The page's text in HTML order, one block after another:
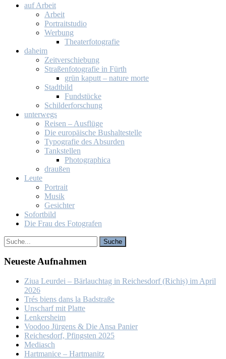
auf Ar­beit
Ar­beit
Por­trait­stu­dio
Wer­bung
Thea­ter­fo­to­gra­fie
da­heim
Zeit­ver­schie­bung
Stra­ßen­fo­to­gra­fie in Fürth
grün ka­putt – na­tu­re mor­te
Stadt­bild
Fund­stü­cke
Schil­der­for­schung
un­ter­wegs
Rei­sen – Aus­flü­ge
Die eu­ro­päi­sche Bus­hal­te­stel­le
Ty­po­gra­fie des Ab­sur­den
Tank­stel­len
Pho­to­gra­phi­ca
drau­ßen
Leu­te
Por­trait
Mu­sik
Ge­sich­ter
So­fort­bild
Die Frau des Fo­to­gra­fen
Neu­es­te Auf­nah­men
Ziua Leur­dei – Bär­lauch­tag in Rei­ches­dorf (Ri­chiș) im April
2026
Trés biens dans la Bad­stra­ße
Un­scharf mit Plat­te
Len­kers­heim
Voo­doo Jür­gens & Die An­sa Pa­nier
Rei­ches­dorf, Pfings­ten 2025
Me­dia­sch
Hart­ma­nice – Hart­ma­nitz